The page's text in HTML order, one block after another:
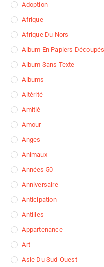
Adoption
Afrique
Afrique Du Nors
Album En Papiers Découpés
Album Sans Texte
Albums
Altérité
Amitié
Amour
Anges
Animaux
Années 50
Anniversaire
Anticipation
Antilles
Appartenance
Art
Asie Du Sud-Ouest